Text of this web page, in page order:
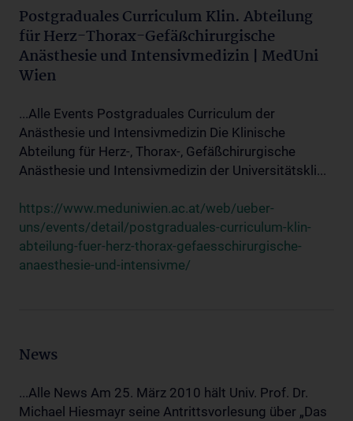
Postgraduales Curriculum Klin. Abteilung
für Herz-Thorax-Gefäßchirurgische
Anästhesie und Intensivmedizin | MedUni
Wien
...Alle Events Postgraduales Curriculum der
Anästhesie und Intensivmedizin Die Klinische
Abteilung für Herz-, Thorax-, Gefäßchirurgische
Anästhesie und Intensivmedizin der Universitätskli...
https://www.meduniwien.ac.at/web/ueber-
uns/events/detail/postgraduales-curriculum-klin-
abteilung-fuer-herz-thorax-gefaesschirurgische-
anaesthesie-und-intensivme/
News
...Alle News Am 25. März 2010 hält Univ. Prof. Dr.
Michael Hiesmayr seine Antrittsvorlesung über „Das